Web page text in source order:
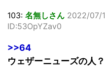
103: 名無しさん 2022/07/
ID:53OpYZav0
>>64
ウェザーニューズの人？